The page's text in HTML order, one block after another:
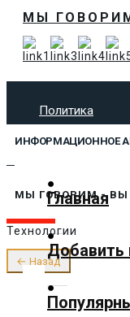
МЫ
Политика
Технологии
Предложить
О нас
✕
ИНФОРМАЦИОННОЕ
Главная
Добавить
МЫ ГОВОРИМ - ВЫ
Технологии
← Назад